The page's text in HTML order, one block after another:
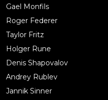
Gael Monfils
Roger Federer
Taylor Fritz
Holger Rune
Denis Shapovalov
Andrey Rublev
Jannik Sinner